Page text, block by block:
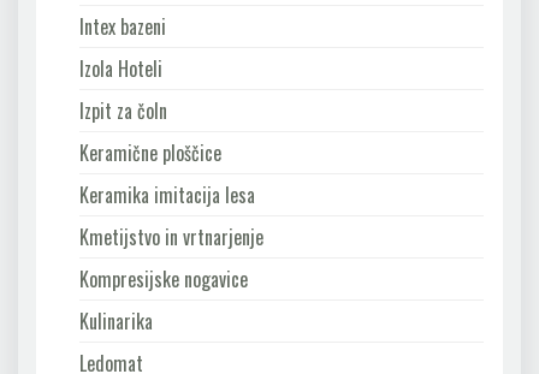
Intex bazeni
Izola Hoteli
Izpit za čoln
Keramične ploščice
Keramika imitacija lesa
Kmetijstvo in vrtnarjenje
Kompresijske nogavice
Kulinarika
Ledomat